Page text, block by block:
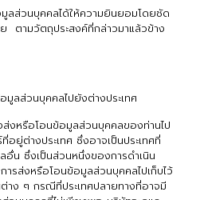
ลส่วนบุคคลได้ให้ความยินยอมโดยชัด
ย ตามวัตถุประสงค์ที่กล่าวมาแล้วข้าง
ลส่วนบุคคลไปยังต่างประเทศ
งหรือโอนข้อมูลส่วนบุคคลของท่านไป
ยู่ต่างประเทศ ซึ่งอาจเป็นประเทศที่
อื่น ซึ่งเป็นส่วนหนึ่งของการดำเนิน
รส่งหรือโอนข้อมูลส่วนบุคคลไปเก็บไว้
าง ๆ กรณีที่ประเทศปลายทางที่อาจมี